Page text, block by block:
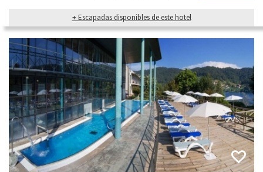
+ Escapadas disponibles de este hotel